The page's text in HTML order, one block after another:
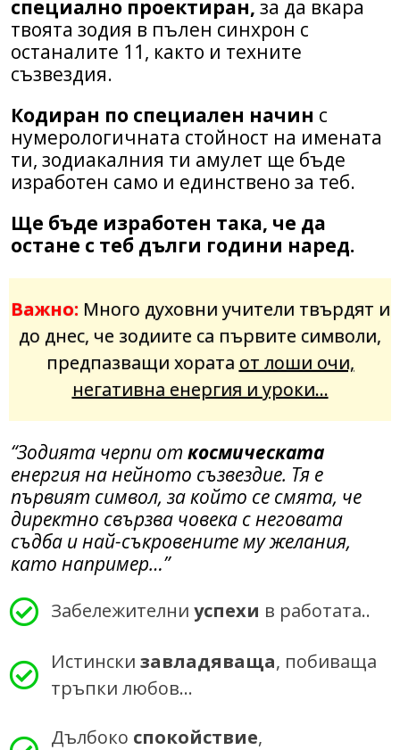
специално проектиран, за да вкара
твоята зодия в пълен синхрон с
останалите 11, както и техните
съзвездия.
Кодиран по специален начин с
нумерологичната стойност на имената
ти, зодиакалния ти амулет ще бъде
изработен само и единствено за теб.
Ще бъде изработен така, че да
остане с теб дълги години наред.
Важно: Много духовни учители твърдят и
до днес, че зодиите са първите символи,
предпазващи хората от лоши очи,
негативна енергия и уроки…
“Зодията черпи от космическата
енергия на нейното съзвездие. Тя е
първият символ, за който се смята, че
директно свързва човека с неговата
съдба и най-съкровените му желания,
като например…”
Забележителниуспехи в работата..
Истинскизавладяваща, побиваща
тръпки любов…
Дълбоко спокойствие,